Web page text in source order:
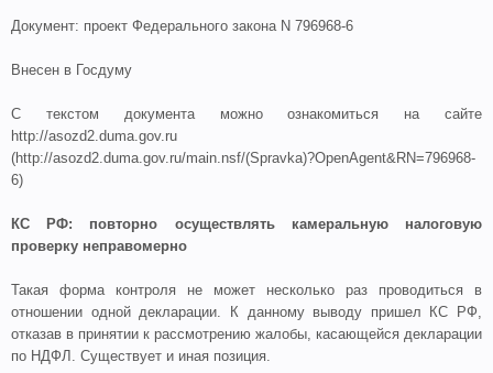
Документ: проект Федерального закона N 796968-6
Внесен в Госдуму
С текстом документа можно ознакомиться на сайте
http://asozd2.duma.gov.ru
(http://asozd2.duma.gov.ru/main.nsf/(Spravka)?OpenAgent&RN=796968-
6)
КС РФ: повторно осуществлять камеральную налоговую
проверку неправомерно
Такая форма контроля не может несколько раз проводиться в
отношении одной декларации. К данному выводу пришел КС РФ,
отказав в принятии к рассмотрению жалобы, касающейся декларации
по НДФЛ. Существует и иная позиция.